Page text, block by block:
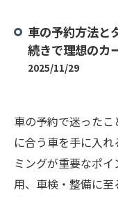
車の予約方法と
続きで理想のカ
2025/11/29
車の予約で迷った
に合う車を手に入
ミングが重要なポ
用、車検・整備に